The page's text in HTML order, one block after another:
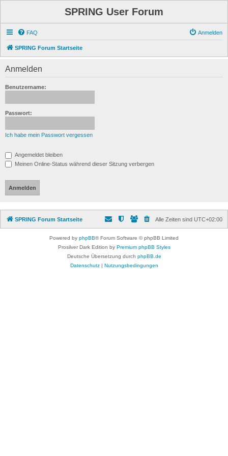
SPRING User Forum
FAQ Anmelden
SPRING Forum Startseite
Anmelden
Benutzername:
Passwort:
Ich habe mein Passwort vergessen
Angemeldet bleiben
Meinen Online-Status während dieser Sitzung verbergen
SPRING Forum Startseite Alle Zeiten sind UTC+02:00
Powered by phpBB® Forum Software © phpBB Limited
Prosilver Dark Edition by Premium phpBB Styles
Deutsche Übersetzung durch phpBB.de
Datenschutz| Nutzungsbedingungen